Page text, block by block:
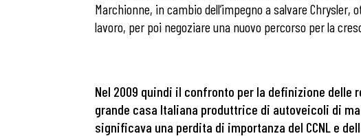
Marchionne, in cambio dell’impegno a salvare
lavoro, per poi negoziare una nuovo percorso per la
Nel 2009 quindi il confronto per la definizione delle
grande casa Italiana produttrice di autoveicoli di
significava una perdita di importanza del CCNL e